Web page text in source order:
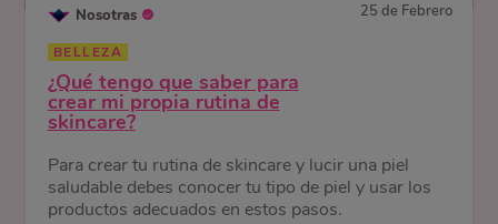
Nosotras 25 de Febrero
BELLEZA
¿Qué tengo que saber para
crear mi propia rutina de
skincare?
Para crear tu rutina de skincare y lucir una piel
saludable debes conocer tu tipo de piel y usar los
productos adecuados en estos pasos.